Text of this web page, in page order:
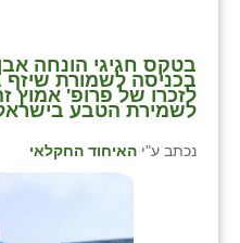
בטקס חגיגי הונחה
בכניסה לשמורת שיזף
לזכרו של פרופ' אמוץ
לשמירת הטבע
נכתב ע"י האיחוד החקלאי